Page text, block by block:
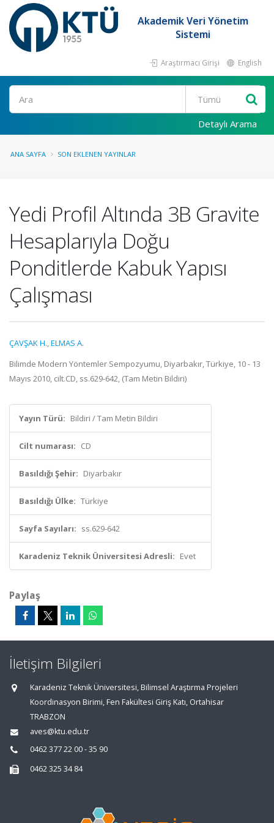
Akademik Veri Yönetim
Sistemi
Araştırmacı Girişi English
Ara
Detaylı Arama
ANA SAYFA SON EKLENEN YAYINLAR
Yedi Profil Altında 3B Gravite
Hesaplarıyla Doğu
Ponditlerde Kabuk Yapısı
Çalışması
ÇAVŞAK H.,ELMAS A.
Bilimde Modern Yöntemler Sempozyumu, Diyarbakır, Türkiye, 10 - 13
Mayıs 2010, cilt.CD, ss.629-642, (Tam Metin Bildiri)
Yayın Türü: Bildiri / Tam Metin Bildiri
Cilt numarası: CD
Basıldığı Şehir: Diyarbakır
Basıldığı Ülke: Türkiye
Sayfa Sayıları: ss.629-642
Karadeniz Teknik Üniversitesi Adresli: Evet
Paylaş
İletişim Bilgileri
Karadeniz Teknik Üniversitesi, Bilimsel Araştırma Projeleri
Koordinasyon Birimi, Fen Fakültesi Giriş Katı, Ortahisar
TRABZON
aves@ktu.edu.tr
0462 377 22 00 - 35 90
0462 325 34 84